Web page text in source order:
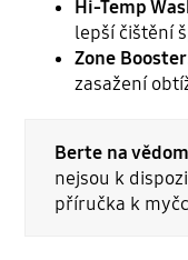
Hi-Temp
lepší čištění
Zone
zasažení
Berte na
nejsou k
příručka k